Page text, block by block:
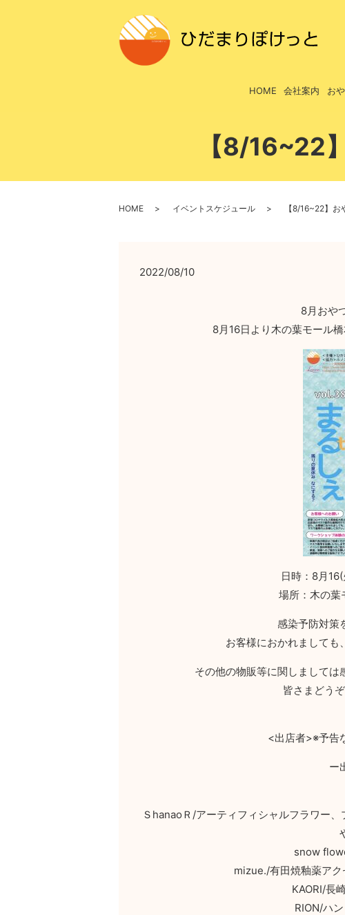
HOME 会社案内 お
【8/16~22
HOME イベントスケジュール 【8/16~22】
2022/08/10
8月おや
8月16日より木の葉モール
日時：8月
場所：木の葉
感染予防対策
お客様におかれましても
その他の物販等に関しましては
皆さまどう
<出店者>※予告
ー
ＳhanaoＲ/アーティフィシャルフラワー
snow
mizue./有田焼釉薬ア
KAORI/長
RION/ハ